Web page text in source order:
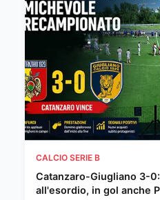
CALCIO SERIE B
Catanzaro-Giugliano 3-
all'esordio, in gol anche